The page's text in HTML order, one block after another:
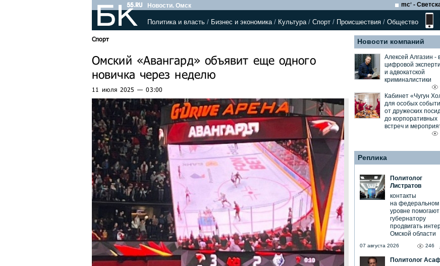
Новости. Омск mc2 -
Политика и власть / Бизнес и экономика/ Культура/ Спорт / Происшествия / Общество
Спорт
Омский «Авангард» объявит еще одного
новичка через неделю
11 июля 2025 — 03:00
Новости компаний
Алексей Алгазин ⁃
цифровой
и адвокатской
криминалистики
Кабинет «Чугун
для особых
от дружеских
до корпоративных
встреч и
Реплика
Политолог
Листратов
контакты
на федеральном
уровне помогают
губернатору
продвигать
Омской области
246
07 августа 2026
Политолог